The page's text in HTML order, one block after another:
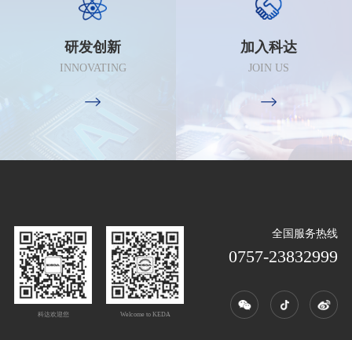
研发创新
INNOVATING
加入科达
JOIN US
科达欢迎您 Welcome to KEDA
全国服务热线
0757-23832999